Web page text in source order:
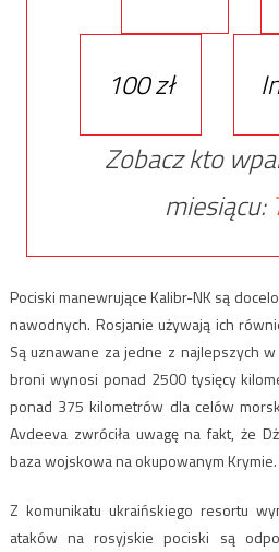
100 zł
Zobacz kto
miesiącu:
Pociski manewrujące Kalibr-NK są
nawodnych. Rosjanie używają ich
Są uznawane za jedne z najlepszych
broni wynosi ponad 2500 tysięcy
ponad 375 kilometrów dla celów
Avdeeva zwróciła uwagę na fakt, że
baza wojskowa na okupowanym Krymie.
Z komunikatu ukraińskiego resortu
ataków na rosyjskie pociski są